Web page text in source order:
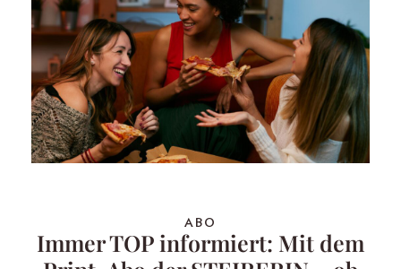
ABO
Immer TOP informiert: Mit dem